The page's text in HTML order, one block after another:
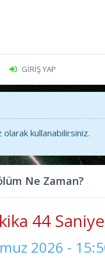
GIRIŞ YAP
olarak kullanabilirsiniz.
Ne Zaman?
45
2026 -